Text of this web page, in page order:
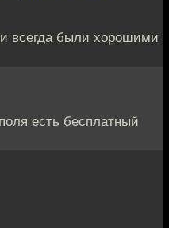
всегда были хорошими
есть бесплатный